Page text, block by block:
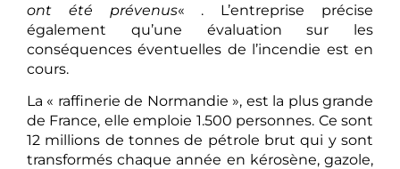
ont été prévenus« . L’entreprise précise
également qu’une évaluation sur les
conséquences éventuelles de l’incendie est en
cours.
La « raffinerie de Normandie », est la plus grande
de France, elle emploie 1.500 personnes. Ce sont
12 millions de tonnes de pétrole brut qui y sont
transformés chaque année en kérosène, gazole,